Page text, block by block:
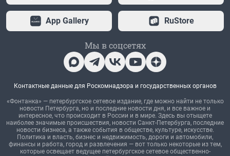
App Gallery RuStore
Мы в соцсетях
Контактные данные для Роскомнадзора и государственных органов
«Фонтанка» — петербургское сетевое издание, где можно найти не только
новости Петербурга, но и последние новости дня, и все важное и
интересное, что происходит в России и в мире. Здесь вы отыщете
наиболее значимые происшествия, новости Санкт-Петербурга, последние
новости бизнеса, а также события в обществе, культуре, искусстве.
Политика и власть, бизнес и недвижимость, дороги и автомобили,
финансы и работа, город и развлечения — вот только некоторые из тем,
которые освещает ведущее петербургское сетевое общественно-